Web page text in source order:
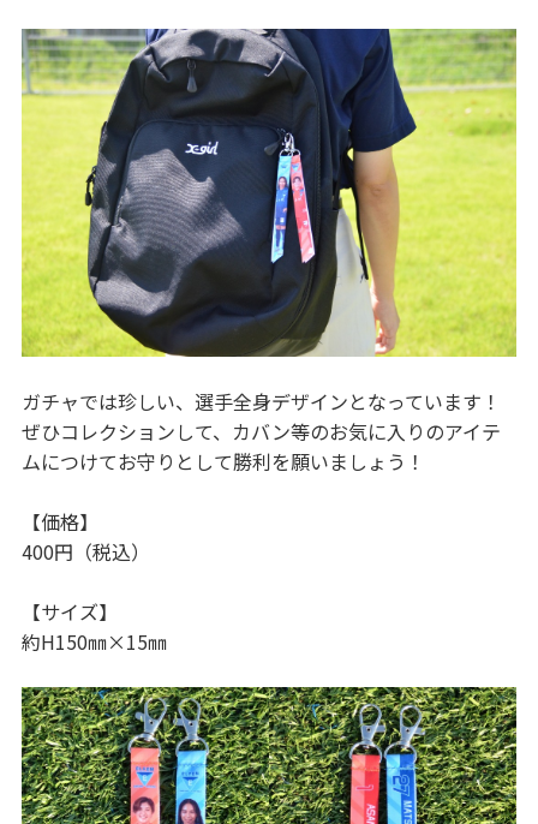
ガチャでは珍しい、選手全身デザインとなっています！
ぜひコレクションして、カバン等のお気に入りのアイテ
ムにつけてお守りとして勝利を願いましょう！
【価格】
400円（税込）
【サイズ】
約H150㎜×15㎜